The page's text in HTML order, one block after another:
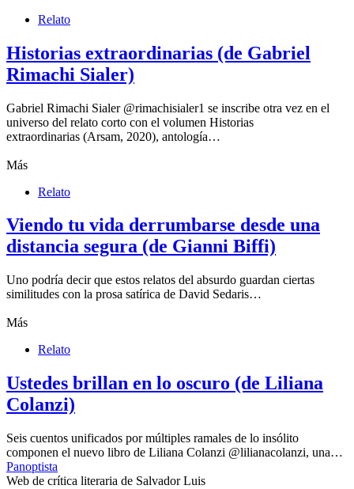
Relato
Historias extraordinarias (de Gabriel
Rimachi Sialer)
Gabriel Rimachi Sialer @rimachisialer1 se inscribe otra vez en el
universo del relato corto con el volumen Historias
extraordinarias (Arsam, 2020), antología…
Más
Relato
Viendo tu vida derrumbarse desde una
distancia segura (de Gianni Biffi)
Uno podría decir que estos relatos del absurdo guardan ciertas
similitudes con la prosa satírica de David Sedaris…
Más
Relato
Ustedes brillan en lo oscuro (de Liliana
Colanzi)
Seis cuentos unificados por múltiples ramales de lo insólito
componen el nuevo libro de Liliana Colanzi @lilianacolanzi, una…
Panoptista
Web de crítica literaria de Salvador Luis